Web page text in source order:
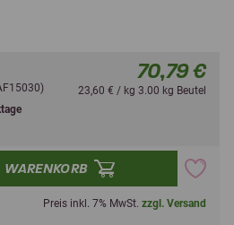
70,79 €
23,60 € / kg 3.00 kg Beutel
WARENKORB
Preis inkl. 7% MwSt. zzgl. Versand